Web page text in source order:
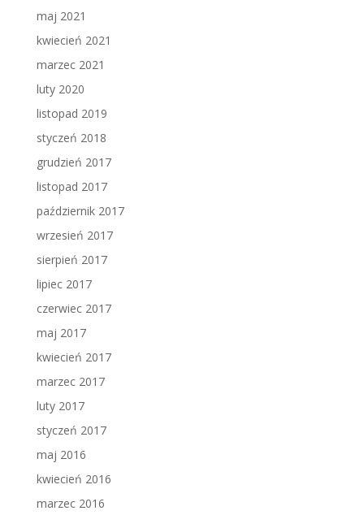
maj 2021
kwiecień 2021
marzec 2021
luty 2020
listopad 2019
styczeń 2018
grudzień 2017
listopad 2017
październik 2017
wrzesień 2017
sierpień 2017
lipiec 2017
czerwiec 2017
maj 2017
kwiecień 2017
marzec 2017
luty 2017
styczeń 2017
maj 2016
kwiecień 2016
marzec 2016